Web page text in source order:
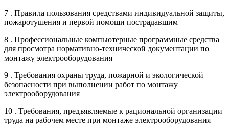
7 . Правила пользования средствами индивидуальной защиты,
пожаротушения и первой помощи пострадавшим
8 . Профессиональные компьютерные программные средства
для просмотра нормативно-технической документации по
монтажу электрооборудования
9 . Требования охраны труда, пожарной и экологической
безопасности при выполнении работ по монтажу
электрооборудования
10 . Требования, предъявляемые к рациональной организации
труда на рабочем месте при монтаже электрооборудования